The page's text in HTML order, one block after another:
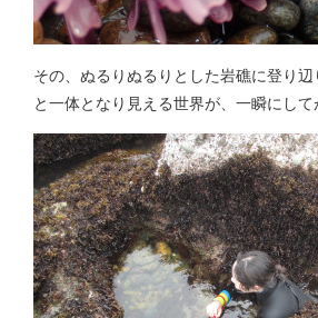
その、ぬるりぬるりとした岩礁に登り
と一体となり見える世界が、一瞬にして